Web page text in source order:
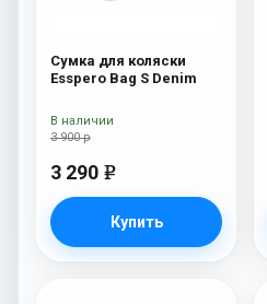
Сумка для коляски
Esspero Bag S Denim
3 900 р
3 290 e
Купить
В наличии